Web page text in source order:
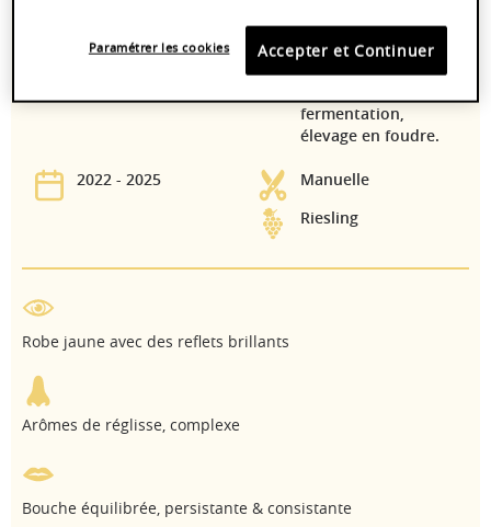
pneumatique,
débourbage à froid,
contrôle des
fermentation,
élevage en foudre.
2022 - 2025
Manuelle
Riesling
Robe jaune avec des reflets brillants
Arômes de réglisse, complexe
Bouche équilibrée, persistante & consistante
Accepter et Continuer
Paramétrer les cookies